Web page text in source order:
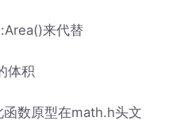
来代替
体积
数原型在math.h头文